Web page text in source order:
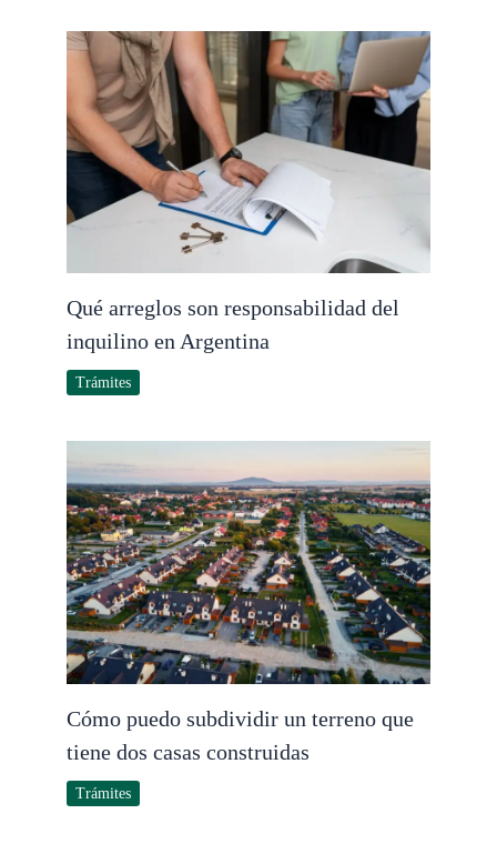
Qué arreglos son responsabilidad del
inquilino en Argentina
Trámites
Cómo puedo subdividir un terreno que
tiene dos casas construidas
Trámites